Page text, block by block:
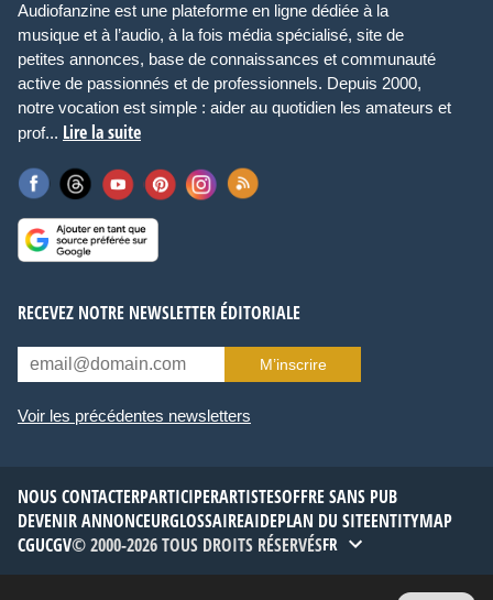
Audiofanzine est une plateforme en ligne dédiée à la
musique et à l’audio, à la fois média spécialisé, site de
petites annonces, base de connaissances et communauté
active de passionnés et de professionnels. Depuis 2000,
notre vocation est simple : aider au quotidien les amateurs et
prof... Lire la suite
RECEVEZ NOTRE NEWSLETTER ÉDITORIALE
M’inscrire
Voir les précédentes newsletters
NOUS CONTACTERPARTICIPERARTISTESOFFRE SANS PUB
DEVENIR ANNONCEURGLOSSAIREAIDEPLAN DU SITEENTITYMAP
CGUCGV© 2000-2026 TOUS DROITS RÉSERVÉSFR